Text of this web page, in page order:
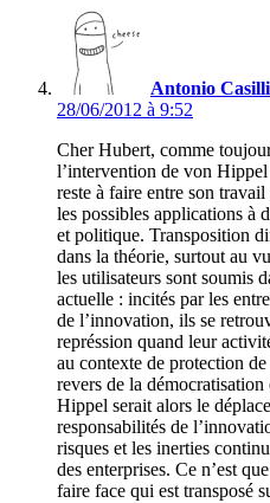
Antonio Casilli
28/06/2012 à 9:52
Cher Hubert, comme
l’intervention de von
reste à faire entre son
les possibles applications à
et politique. Transposition
dans la théorie, surtout au
les utilisateurs sont soumis
actuelle : incités par les
de l’innovation, ils se
représsion quand leur
au contexte de protection
revers de la
Hippel serait alors le
responsabilités de
risques et les inerties
des enterprises. Ce n’est
faire face qui est transposé